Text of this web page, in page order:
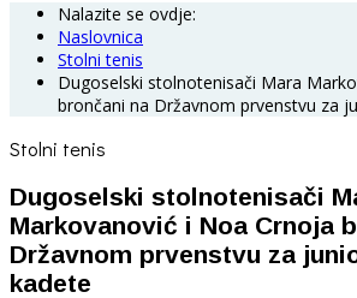
Nalazite se ovdje:
Naslovnica
Stolni tenis
Dugoselski stolnotenisači Mara
brončani na Državnom prvenstvu za
Stolni tenis
Dugoselski stolnotenisači
Markovanović i Noa Crnoja
Državnom prvenstvu za
kadete